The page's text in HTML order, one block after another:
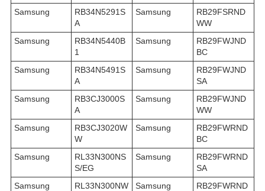
Samsung
RB34N5291S
A
Samsung
RB29FSRND
WW
Samsung
RB34N5440B
1
Samsung
RB29FWJND
BC
Samsung
RB34N5491S
A
Samsung
RB29FWJND
SA
Samsung
RB3CJ3000S
A
Samsung
RB29FWJND
WW
Samsung
RB3CJ3020W
W
Samsung
RB29FWRND
BC
Samsung
RL33N300NS
S/EG
Samsung
RB29FWRND
SA
Samsung
RL33N300NW
Samsung
RB29FWRND